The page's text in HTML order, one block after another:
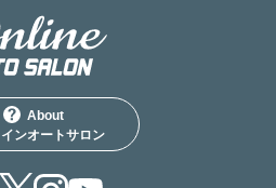
About
ンオートサロン